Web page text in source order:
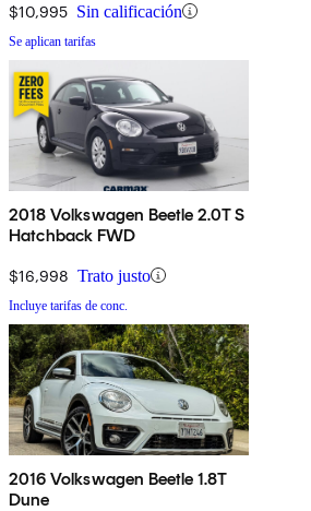
$10,995 Sin calificación
Se aplican tarifas
2018 Volkswagen Beetle 2.0T S
Hatchback FWD
$16,998 Trato justo
Incluye tarifas de conc.
2016 Volkswagen Beetle 1.8T
Dune